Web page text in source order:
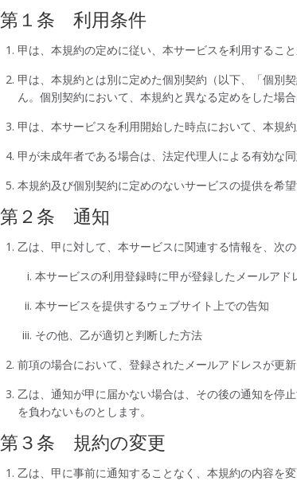
第１条 利用条件
甲は、本規約の定めに従い、本サービスを利用すること
甲は、本規約とは別に定めた個別契約（以下、「個別
ん。個別契約において、本規約と異なる定めをした場
甲は、本サービスを利用開始した時点において、本規
甲が未成年者である場合は、法定代理人による有効な
本規約及び個別契約に定めのないサービスの提供を希
第２条 通知
乙は、甲に対して、本サービスに関連する情報を、次
本サービスの利用登録時に甲が登録したメールアド
本サービスを提供するウェブサイト上での告知
その他、乙が適切と判断した方法
前項の場合において、登録されたメールアドレスが更
乙は、通知が甲に届かない場合は、その後の通知を停
を負わないものとします。
第３条 規約の変更
乙は、甲に事前に通知することなく、本規約の内容を